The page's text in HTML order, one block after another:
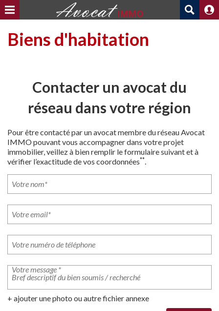
Biens d'habitation
Contacter un avocat du
réseau dans votre région
Pour être contacté par un avocat membre du réseau Avocat
IMMO pouvant vous accompagner dans votre projet
immobilier, veillez à bien remplir le formulaire suivant et à
vérifier l’exactitude de vos coordonnées**.
+ ajouter une photo ou autre fichier annexe